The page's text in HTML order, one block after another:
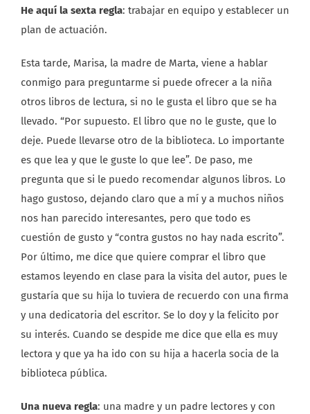
He aquí la sexta regla: trabajar en equipo y establecer un
plan de actuación.
Esta tarde, Marisa, la madre de Marta, viene a hablar
conmigo para preguntarme si puede ofrecer a la niña
otros libros de lectura, si no le gusta el libro que se ha
llevado. “Por supuesto. El libro que no le guste, que lo
deje. Puede llevarse otro de la biblioteca. Lo importante
es que lea y que le guste lo que lee”. De paso, me
pregunta que si le puedo recomendar algunos libros. Lo
hago gustoso, dejando claro que a mí y a muchos niños
nos han parecido interesantes, pero que todo es
cuestión de gusto y “contra gustos no hay nada escrito”.
Por último, me dice que quiere comprar el libro que
estamos leyendo en clase para la visita del autor, pues le
gustaría que su hija lo tuviera de recuerdo con una firma
y una dedicatoria del escritor. Se lo doy y la felicito por
su interés. Cuando se despide me dice que ella es muy
lectora y que ya ha ido con su hija a hacerla socia de la
biblioteca pública.
Una nueva regla: una madre y un padre lectores y con